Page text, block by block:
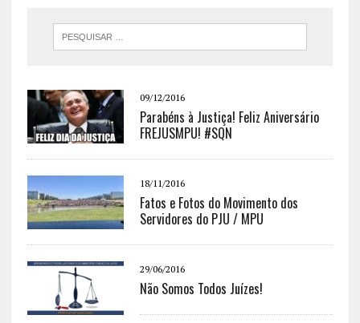
09/12/2016
Parabéns à Justiça! Feliz Aniversário
FREJUSMPU! #SQN
18/11/2016
Fatos e Fotos do Movimento dos
Servidores do PJU / MPU
29/06/2016
Não Somos Todos Juízes!